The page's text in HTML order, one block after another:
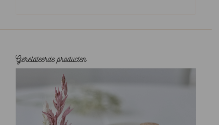
Gerelateerde producten